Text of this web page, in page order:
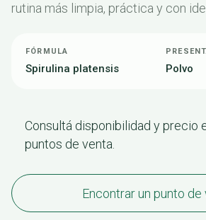
rutina más limpia, práctica y con
FÓRMULA
Spirulina platensis Polvo
Consultá disponibilidad y precio
puntos de venta.
Encontrar un punto de